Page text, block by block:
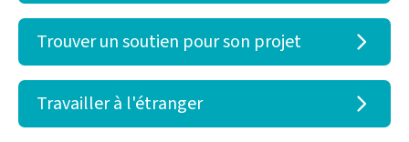
Trouver un soutien pour son projet
Travailler à l'étranger